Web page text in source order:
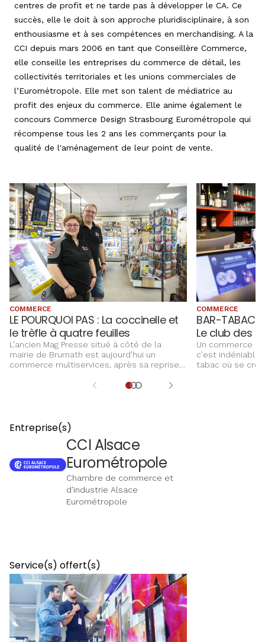
centres de profit et ne tarde pas à développer le CA. Ce
succès, elle le doit à son approche pluridisciplinaire, à son
enthousiasme et à ses compétences en merchandising. A la
CCI depuis mars 2006 en tant que Conseillère Commerce,
elle conseille les entreprises du commerce de détail, les
collectivités territoriales et les unions commerciales de
l’Eurométropole. Elle met son talent de médiatrice au
profit des enjeux du commerce. Elle anime également le
concours Commerce Design Strasbourg Eurométropole qui
récompense tous les 2 ans les commerçants pour la
qualité de l'aménagement de leur point de vente.
COMMERCE
LE POURQUOI PAS : La coccinelle et
le trèfle à quatre feuilles
L’ancien Mag Presse situé à côté de la
mairie de Brumath est aujourd’hui un
commerce multiservices, après sa reprise
Brunner. Une reconversion pour ce couple,
COMMERCE
BAR-TABAC
Le club des
Un commerce
c’est
tabac où se
Entreprise(s)
CCI Alsace
Eurométropole
Chambre de commerce et
d'industrie Alsace
Eurométropole
Service(s) offert(s)